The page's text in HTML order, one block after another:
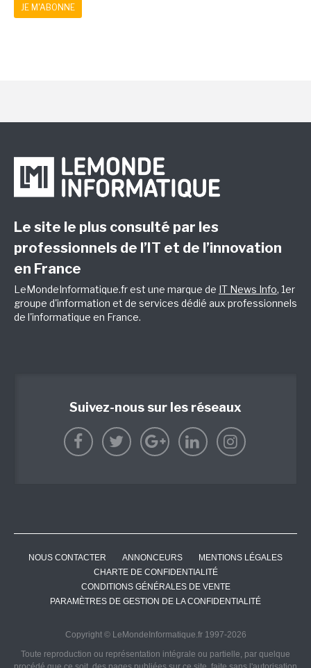
JE M'ABONNE
Le site le plus consulté par les
professionnels de l’IT et de l’innovation
en France
LeMondeInformatique.fr est une marque de IT News Info, 1er
groupe d'information et de services dédié aux professionnels
de l'informatique en France.
Suivez-nous sur les réseaux
NOUS CONTACTER ANNONCEURS
MENTIONS LÉGALES
CHARTE DE CONFIDENTIALITÉ
CONDITIONS GÉNÉRALES DE VENTE
PARAMÈTRES DE GESTION DE LA CONFIDENTIALITÉ
Copyright © LeMondeInformatique.fr 1997-2026
Toute reproduction ou représentation intégrale ou partielle, par quelque